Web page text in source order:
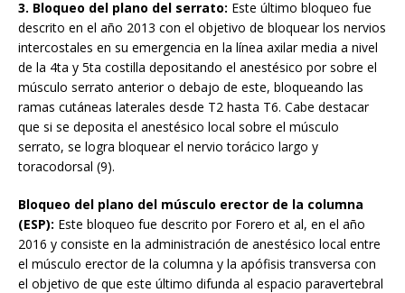
3. Bloqueo del plano del serrato: Este último bloqueo fue
descrito en el año 2013 con el objetivo de bloquear los nervios
intercostales en su emergencia en la línea axilar media a nivel
de la 4ta y 5ta costilla depositando el anestésico por sobre el
músculo serrato anterior o debajo de este, bloqueando las
ramas cutáneas laterales desde T2 hasta T6. Cabe destacar
que si se deposita el anestésico local sobre el músculo
serrato, se logra bloquear el nervio torácico largo y
toracodorsal (9).
Bloqueo del plano del músculo erector de la columna
(ESP): Este bloqueo fue descrito por Forero et al, en el año
2016 y consiste en la administración de anestésico local entre
el músculo erector de la columna y la apófisis transversa con
el objetivo de que este último difunda al espacio paravertebral